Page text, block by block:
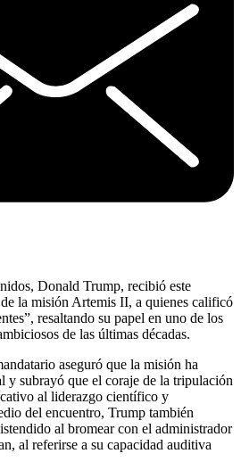
Donald Trump, recibió este
la misión Artemis II, a quienes calificó
resaltando su papel en uno de los
de las últimas décadas.
aseguró que la misión ha
y subrayó que el coraje de la tripulación
al liderazgo científico y
del encuentro, Trump también
al bromear con el administrador
al referirse a su capacidad auditiva